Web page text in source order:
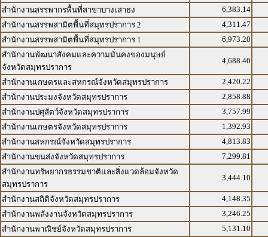
สำนักงานสรรพากรพื้นที่สาขาบางเสาธง
6,383.14
สำนักงานสรรพสามิตพื้นที่สมุทรปราการ 2
4,311.47
สำนักงานสรรพสามิตพื้นที่สมุทรปราการ 1
6,973.20
สำนักงานพัฒนาสังคมและความมั่นคงของมนุษย์
จังหวัดสมุทรปราการ
4,688.40
สำนักงานเกษตรและสหกรณ์จังหวัดสมุทรปราการ
2,420.22
สำนักงานประมงจังหวัดสมุทรปราการ
2,858.88
สำนักงานปศุสัตว์จังหวัดสมุทรปราการ
3,757.99
สำนักงานเกษตรจังหวัดสมุทรปราการ
1,392.93
สำนักงานสหกรณ์จังหวัดสมุทรปราการ
4,813.83
สำนักงานขนส่งจังหวัดสมุทรปราการ
7,299.81
สำนักงานทรัพยากรธรรมชาติและสิ่งแวดล้อมจังหวัด
สมุทรปราการ
3,444.10
สำนักงานสถิติจังหวัดสมุทรปราการ
4,148.35
สำนักงานพลังงานจังหวัดสมุทรปราการ
3,246.25
สำนักงานพาณิชย์จังหวัดสมุทรปราการ
5,131.10